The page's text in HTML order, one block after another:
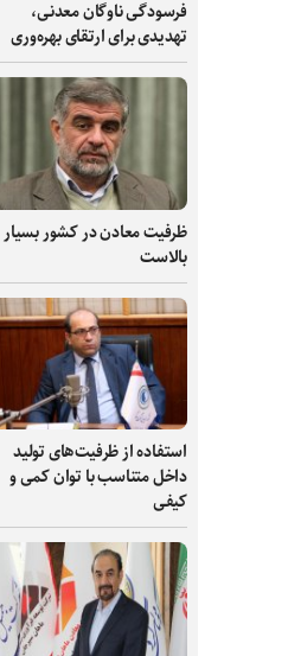
فرسودگی ناوگان معدنی،
تهدیدی برای ارتقای بهره‌وری
ظرفیت‌ معادن در کشور بسیار
بالاست
استفاده از ظرفیت‌های تولید
داخل متناسب با توان کمی و
کیفی